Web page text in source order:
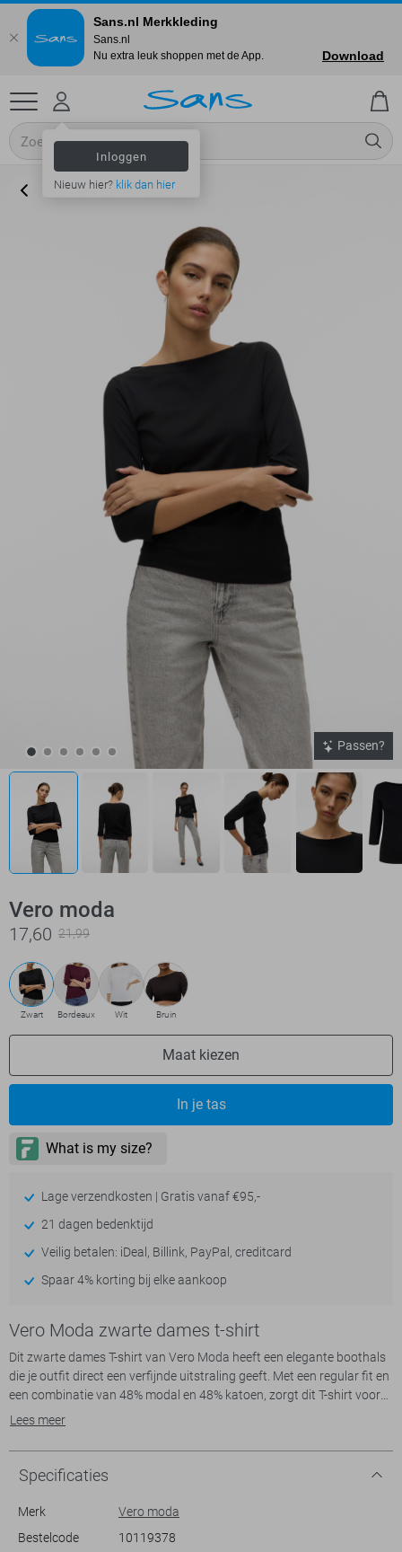
Inloggen
Nieuw hier? klik dan hier
Passen?
Vero moda
17,60 21,99
Zwart Bordeaux Wit Bruin
Maat kiezen
In je tas
Lage verzendkosten | Gratis vanaf €95,-
21 dagen bedenktijd
Veilig betalen: iDeal, Billink, PayPal, creditcard
Spaar 4% korting bij elke aankoop
Vero Moda zwarte dames t-shirt
Dit zwarte dames T-shirt van Vero Moda heeft een elegante boothals
die je outfit direct een verfijnde uitstraling geeft. Met een regular fit en
een combinatie van 48% modal en 48% katoen, zorgt dit T-shirt voor
een heerlijk zacht draagcomfort. De 3/4 mouwen geven het een
Dit Vero Moda T-shirt is perfect voor een casual look, maar kan net zo
goed gecombineerd worden met een nette rok of broek voor een meer
geklede gelegenheid. De normale lengte zorgt ervoor dat je het
je wilt creëren. Een veelzijdig stuk dat je moeiteloos van een
Lees meer
Specificaties
Merk
Vero moda
Bestelcode
10119378
Sans.nl Merkkleding
Sans.nl
Nu extra leuk shoppen met de App.
Download